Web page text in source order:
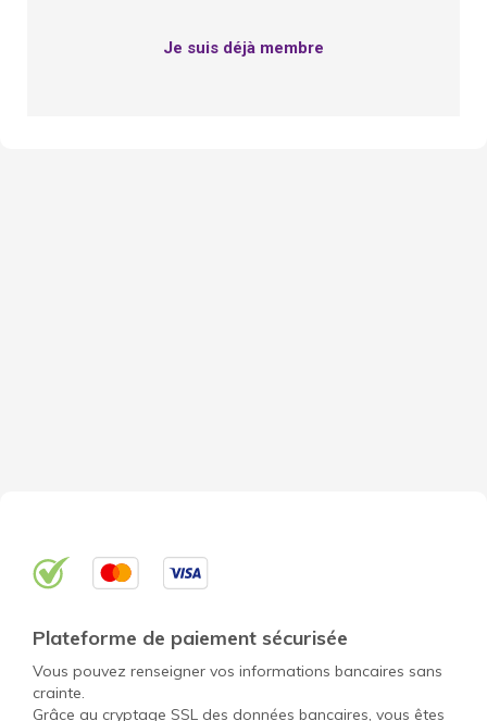
Je suis déjà membre
Plateforme de paiement sécurisée
Vous pouvez renseigner vos informations bancaires sans
crainte.
Grâce au cryptage SSL des données bancaires, vous êtes